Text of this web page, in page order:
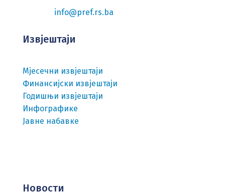
info@pref.rs.ba
Извјештаји
Мјесечни извјештаји
Финансијски извјештаји
Годишњи извјештаји
Инфографике
Јавне набавке
Новости